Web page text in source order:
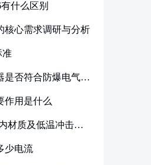
什么区别
核心需求调研与分析
准
是否符合防爆电气设
作用是什么
材质及低温冲击要
少电流